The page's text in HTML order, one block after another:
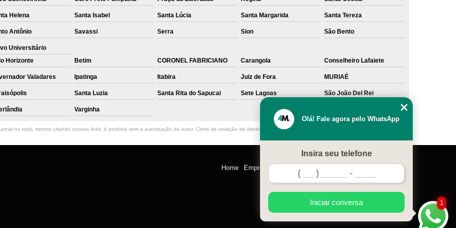
Helena Santa Isabel Santa Lúcia Santa Margarida Santa Tereza
Antônio Savassi Serra Sion São Bento
Universitário
Horizonte Betim CORONEL FABRICIANO Carangola Conselheiro Lafaiete
Valadares Ipatinga Itabira Juiz de Fora MURIAÉ
Santa Luzia Santa Rita do Sapucai Sete Lagoas São João Del Rei
Varginha
ou total, mesmo citando nossos links, é proibida sem a autorização do autor. Crime de violação de direito autoral – artigo 184 do Código Penal –
Home Empresa Serviços
1
Olá! Fale agora pelo WhatsApp
Insira seu telefone
Iniciar conversa